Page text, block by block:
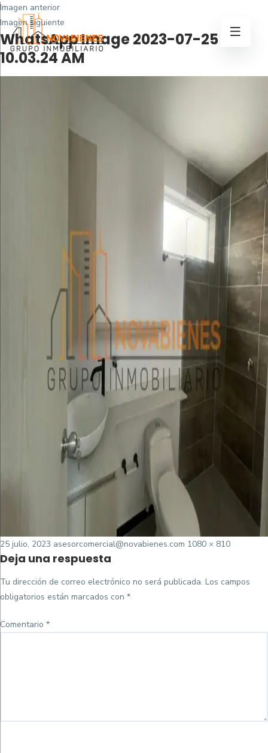
Imagen anterior
Imagen siguiente
WhatsApp Image 2023-07-25 at
10.03.24 AM
Posted
on
25 julio, 2023 asesorcomercial@novabienes.com Tamaño
1080 × 810
Deja una respuesta
Tu dirección de correo electrónico no será publicada. Los campos
obligatorios están marcados con *
Comentario *